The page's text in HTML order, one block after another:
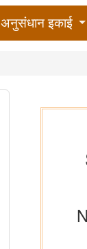
अनुसंधान इकाई